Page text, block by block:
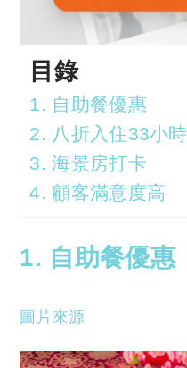
目錄
1. 自助餐優惠
2. 八折入住33小
3. 海景房打卡
4. 顧客滿意度高
1. 自助餐優惠
圖片來源